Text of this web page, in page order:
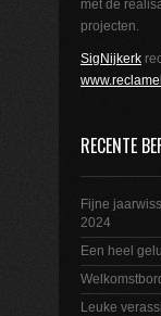
met de
projecten.
SigNijkerk
RECENTE
Fijne
2024
Een heel
Leuke